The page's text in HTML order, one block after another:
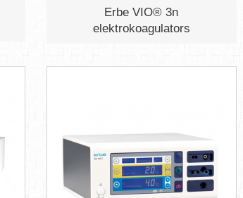
Erbe VIO® 3n
elektrokoagulators